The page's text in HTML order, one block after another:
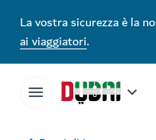
La vostra sicurezza è la
ai viaggiatori.